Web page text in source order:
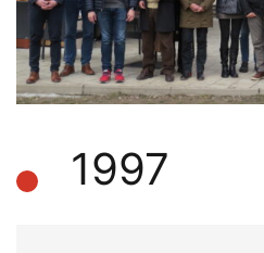
1997